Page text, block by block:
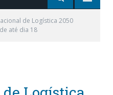
de Logística 2050
até dia 18